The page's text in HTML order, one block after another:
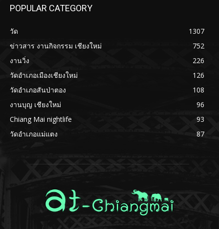
POPULAR CATEGORY
วัด
1307
ข่าวสาร งานกิจกรรม เชียงใหม่
752
งานวิ่ง
226
วัดอำเภอเมืองเชียงใหม่
126
วัดอำเภอสันป่าตอง
108
งานบุญ เชียงใหม่
96
Chiang Mai nightlife
93
วัดอำเภอแม่แตง
87